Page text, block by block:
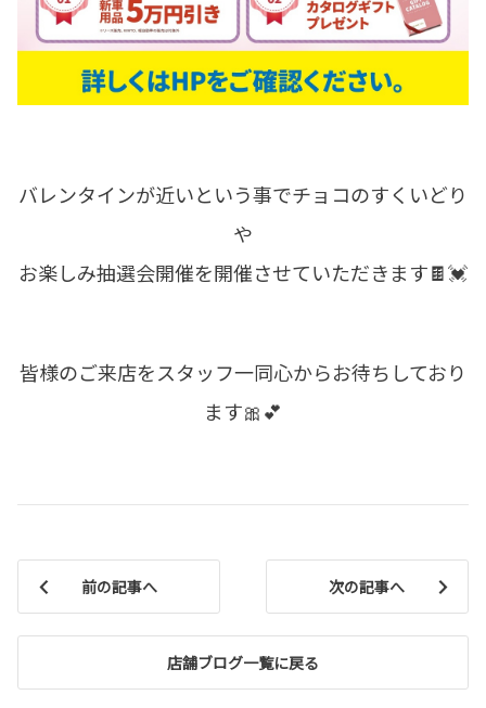
バレンタインが近いという事でチョコのすくいどり
や
お楽しみ抽選会開催を開催させていただきます🍫💓
皆様のご来店をスタッフ一同心からお待ちしており
ます🎀💕
前の記事へ
店舗ブログ一覧に戻る
次の記事へ